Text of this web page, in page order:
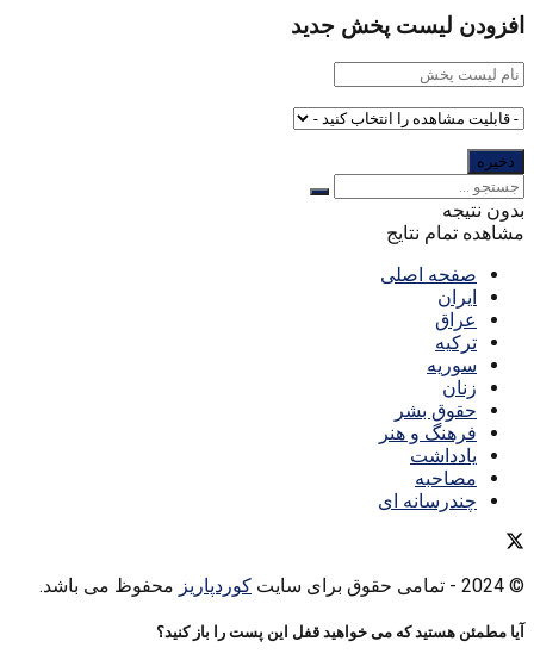
افزودن لیست پخش جدید
بدون نتیجه
مشاهده تمام نتایج
صفحه اصلی
ایران
عراق
ترکیه
سوریه
زنان
حقوق بشر
فرهنگ و هنر
یادداشت
مصاحبه
چندرسانه ای
© 2024 - تمامی حقوق برای سایت کوردپاریز محفوظ می باشد.
آیا مطمئن هستید که می خواهید قفل این پست را باز کنید؟